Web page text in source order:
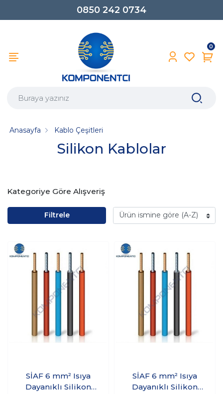
0850 242 0734
0
Silikon Kablolar
Anasayfa Kablo Çeşitleri
Kategoriye Göre Alışveriş
Filtrele
SİAF 6 mm² Isıya
Dayanıklı Silikon
SİAF 6 mm² Isıya
Dayanıklı Silikon